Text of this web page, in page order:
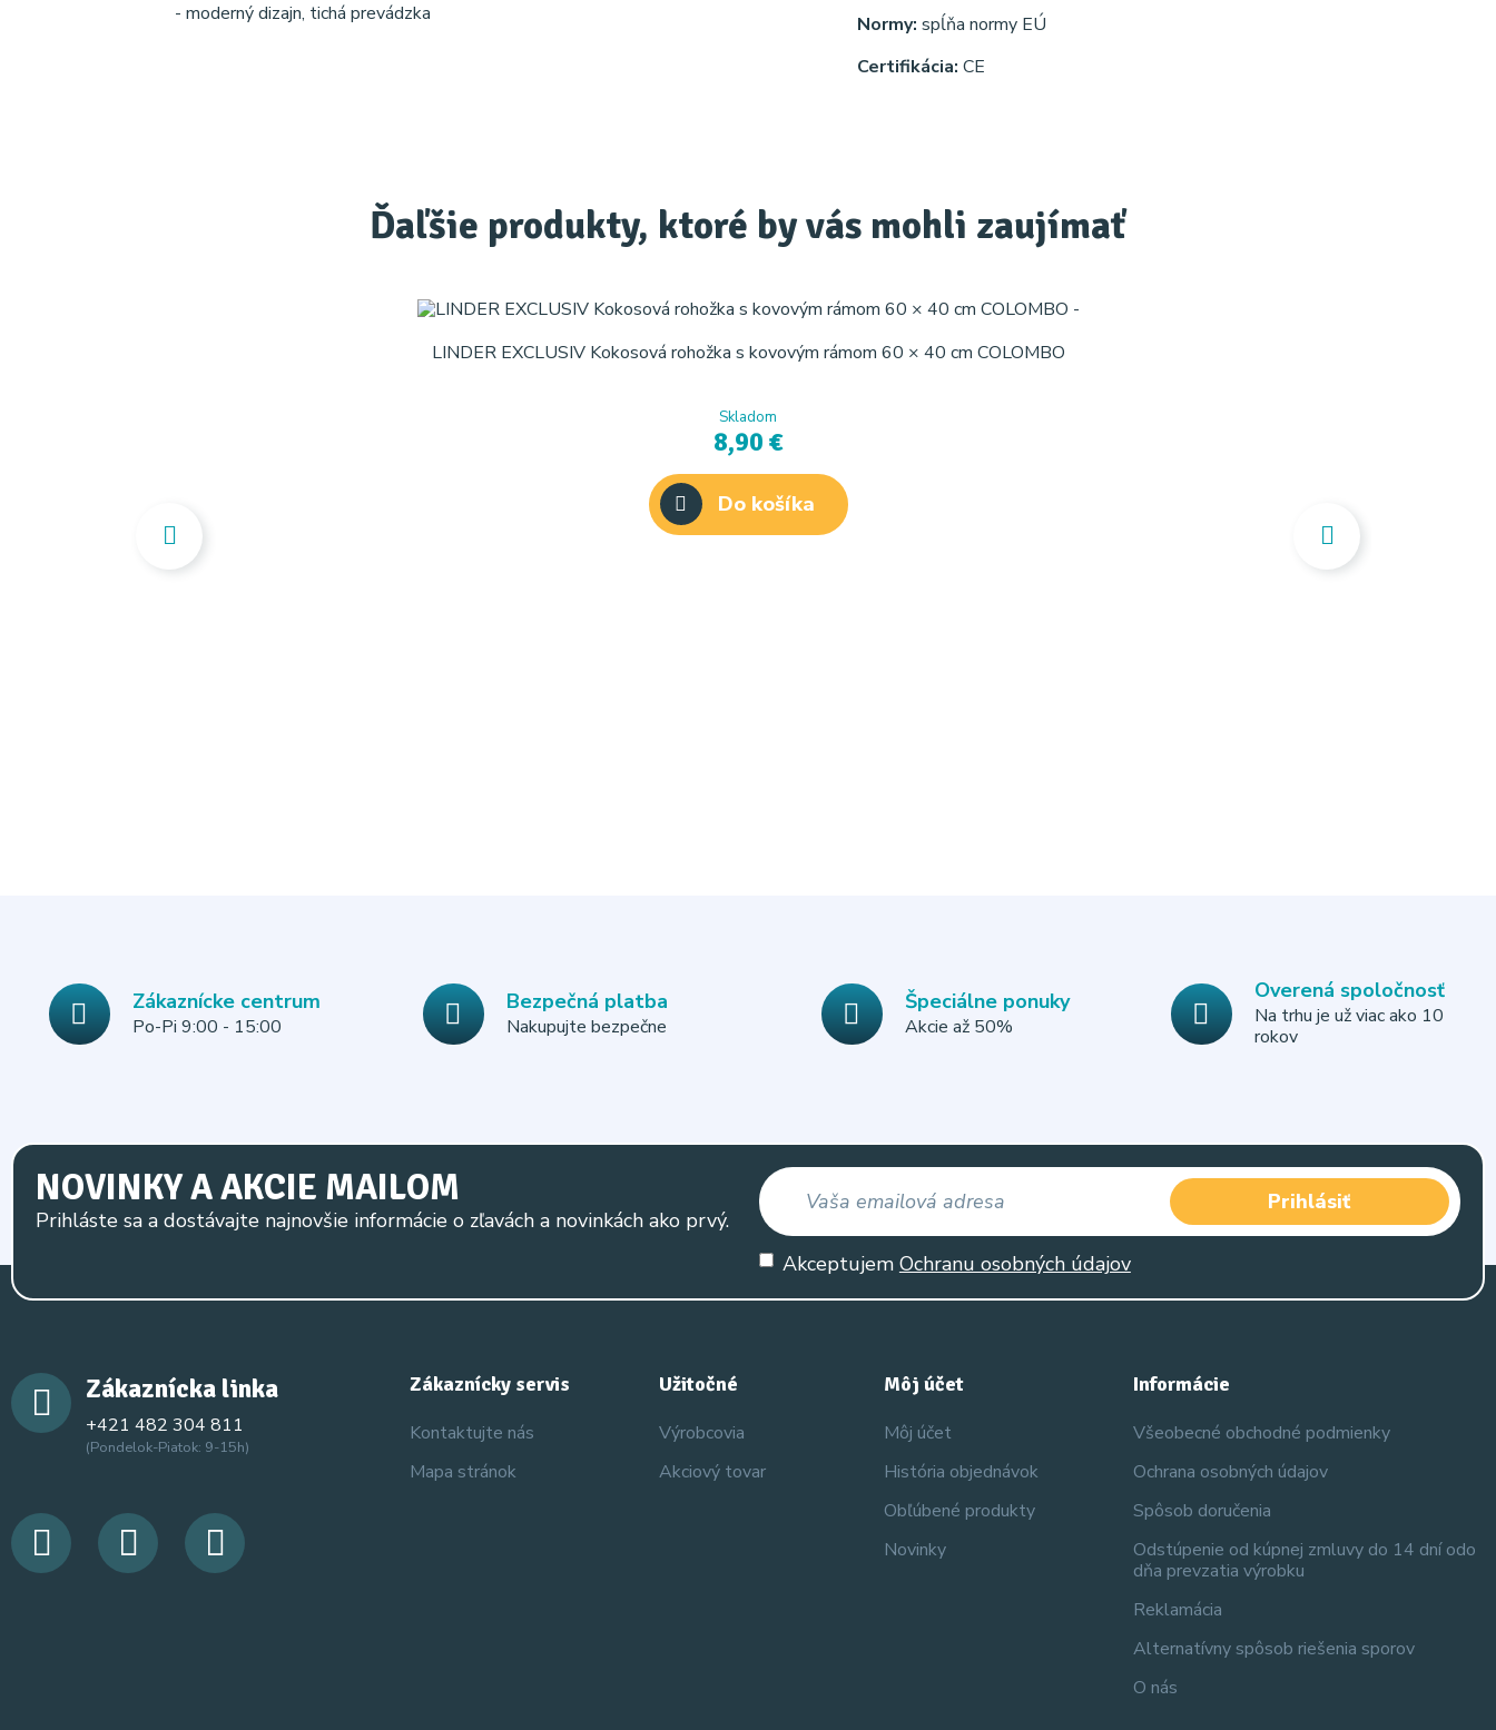
- moderný dizajn, tichá prevádzka
Normy: spĺňa normy EÚ
Certifikácia: CE
Ďaľšie produkty, ktoré by vás mohli zaujímať
LINDER EXCLUSIV Kokosová rohožka s kovovým rámom 60 × 40 cm COLOMBO
Skladom
8,90 €
Do košíka
Zákaznícke centrum
Po-Pi 9:00 - 15:00
Bezpečná platba
Nakupujte bezpečne
Špeciálne ponuky
Akcie až 50%
Overená spoločnosť
Na trhu je už viac ako 10
rokov
NOVINKY A AKCIE MAILOM
Prihláste sa a dostávajte najnovšie informácie o zľavách a novinkách ako prvý.
Prihlásiť
Akceptujem Ochranu osobných údajov
Zákaznícka linka
+421 482 304 811
(Pondelok-Piatok: 9-15h)
Zákaznícky servis
Kontaktujte nás
Mapa stránok
Užitočné
Výrobcovia
Akciový tovar
Môj účet
Môj účet
História objednávok
Obľúbené produkty
Novinky
Informácie
Všeobecné obchodné podmienky
Ochrana osobných údajov
Spôsob doručenia
Odstúpenie od kúpnej zmluvy do 14 dní odo
dňa prevzatia výrobku
Reklamácia
Alternatívny spôsob riešenia sporov
O nás